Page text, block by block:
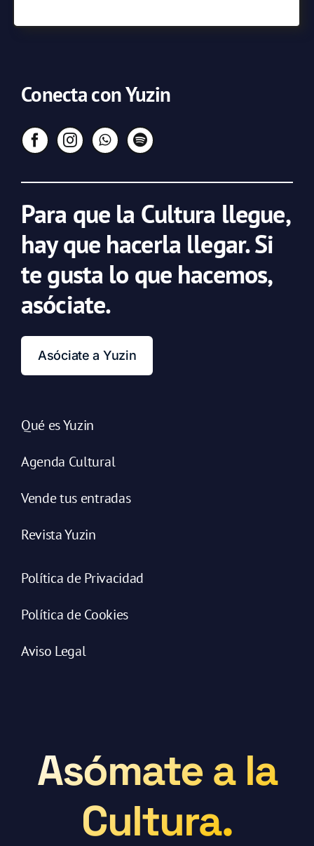
Conecta con Yuzin
Para que la Cultura llegue,
hay que hacerla llegar. Si
te gusta lo que hacemos,
asóciate.
Asóciate a Yuzin
Qué es Yuzin
Agenda Cultural
Vende tus entradas
Revista Yuzin
Política de Privacidad
Política de Cookies
Aviso Legal
Asómate a la
Cultura.